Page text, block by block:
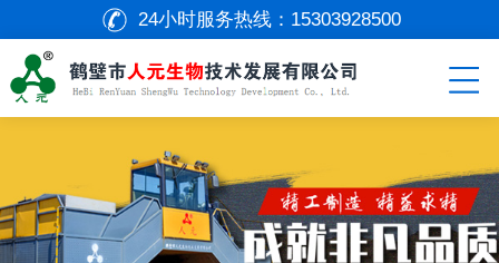
24小时服务热线： 15303928500